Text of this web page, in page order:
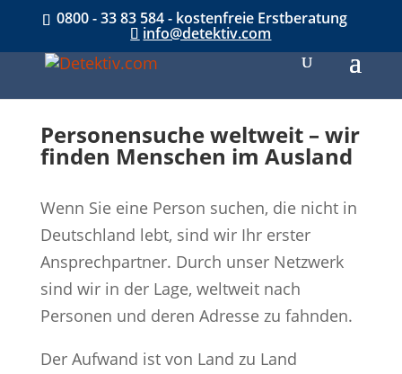
0800 - 33 83 584 - kostenfreie Erstberatung
info@detektiv.com
Personensuche weltweit – wir
finden Menschen im Ausland
Wenn Sie eine Person suchen, die nicht in
Deutschland lebt, sind wir Ihr erster
Ansprechpartner. Durch unser Netzwerk
sind wir in der Lage, weltweit nach
Personen und deren Adresse zu fahnden.
Der Aufwand ist von Land zu Land